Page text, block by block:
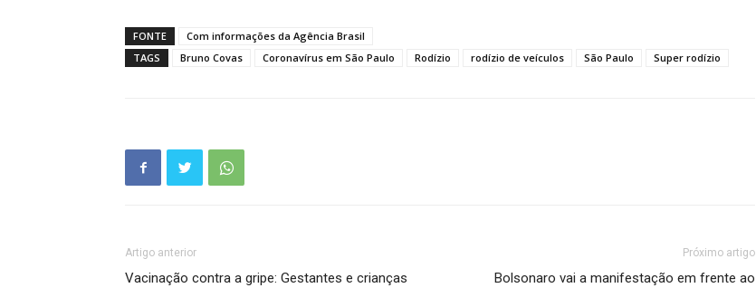
FONTE
Com informações da Agência Brasil
TAGS
Bruno Covas Coronavírus em São Paulo Rodízio rodízio de veículos São Paulo Super rodízio
Artigo anterior
Vacinação contra a gripe: Gestantes e crianças
Próximo artigo
Bolsonaro vai a manifestação em frente ao